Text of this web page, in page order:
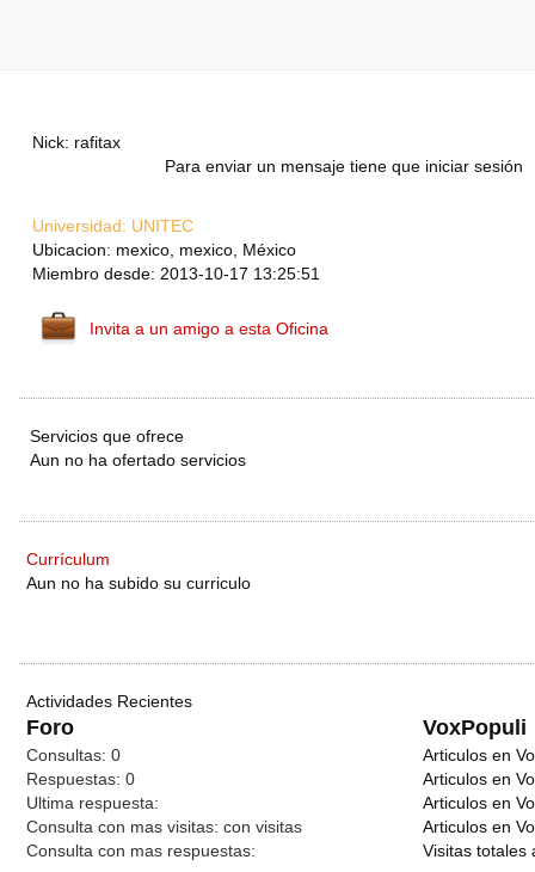
Nick: rafitax
Para enviar un mensaje tiene que iniciar sesión
Universidad: UNITEC
Ubicacion: mexico, mexico, México
Miembro desde: 2013-10-17 13:25:51
Invita a un amigo a esta Oficina
Servicios que ofrece
Aun no ha ofertado servicios
Currículum
Aun no ha subido su curriculo
Actividades Recientes
Foro VoxPopuli
Consultas: 0
Respuestas: 0
Ultima respuesta:
Consulta con mas visitas: con visitas
Consulta con mas respuestas:
Articulos en
Articulos en
Articulos en
Articulos en
Visitas totales